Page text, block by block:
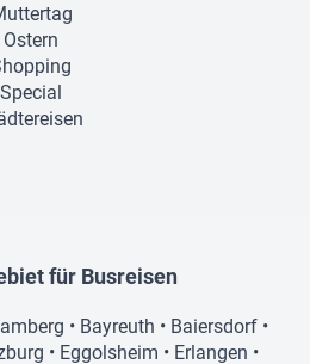
Ostern
Special
für Busreisen
• Bayreuth • Baiersdorf •
• Eggolsheim • Erlangen •